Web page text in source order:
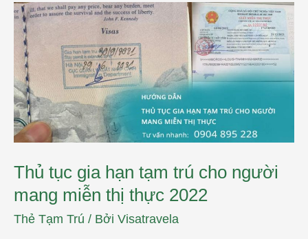
Thủ tục gia hạn tạm trú cho người
mang miễn thị thực 2022
Thẻ Tạm Trú / Bởi Visatravela
Thủ
tục
gia
hạn
tạm
trú
cho
người
mang
miễn
thị
thực